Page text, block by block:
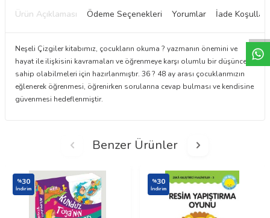
W
h
t
a
p
p
D
e
s
e
H
a
t
t
Ürün Açıklaması Ödeme Seçenekleri Yorumlar İade Koşulları
Neşeli Çizgiler kitabımız, çocukların okuma ? yazmanın önemini ve
hayat ile ilişkisini kavramaları ve öğrenmeye karşı olumlu bir düşünceye
sahip olabilmeleri için hazırlanmıştır. 36 ? 48 ay arası çocuklarımızın
eğlenerek öğrenmesi, öğrenirken sorularına cevap bulması ve kendisine
güvenmesi hedeflenmiştir.
Benzer Ürünler
%30
İndirim
%30
İndirim